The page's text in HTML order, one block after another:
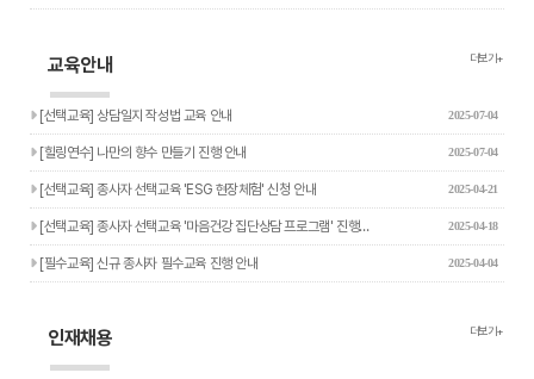
교육안내 더보기+
[선택교육] 상담일지 작성법 교육 안내 2025-07-04
[힐링연수] 나만의 향수 만들기 진행 안내 2025-07-04
[선택교육] 종사자 선택교육 'ESG 현장체험' 신청 안내 2025-04-21
[선택교육] 종사자 선택교육 '마음건강 집단상담 프로그램' 진행… 2025-04-18
[필수교육] 신규 종사자 필수교육 진행 안내 2025-04-04
인재채용 더보기+